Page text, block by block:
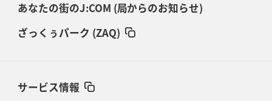
あなたの街のJ:COM (局からのお知らせ)
ざっくぅパーク (ZAQ)
サービス情報